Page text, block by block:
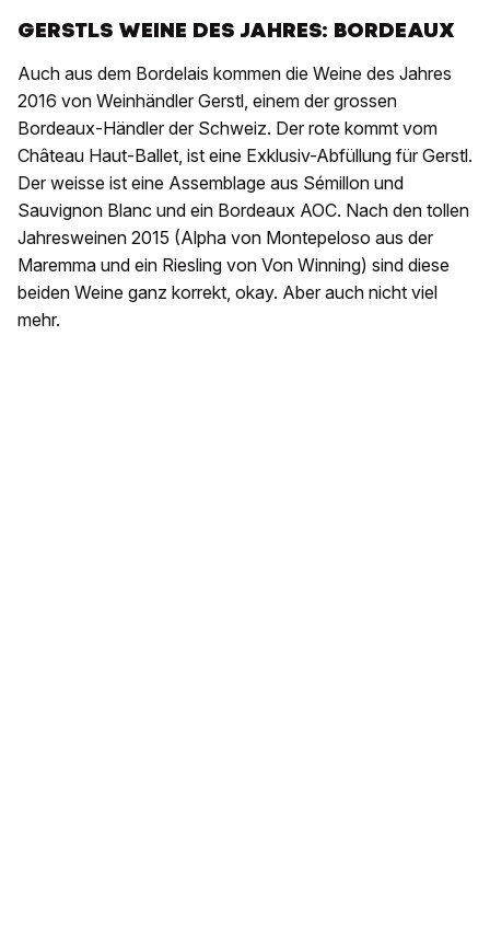
GERSTLS WEINE DES JAHRES: BORDEAUX
Auch aus dem Bordelais kommen die Weine des Jahres
2016 von Weinhändler Gerstl, einem der grossen
Bordeaux-Händler der Schweiz. Der rote kommt vom
Château Haut-Ballet, ist eine Exklusiv-Abfüllung für Gerstl.
Der weisse ist eine Assemblage aus Sémillon und
Sauvignon Blanc und ein Bordeaux AOC. Nach den tollen
Jahresweinen 2015 (Alpha von Montepeloso aus der
Maremma und ein Riesling von Von Winning) sind diese
beiden Weine ganz korrekt, okay. Aber auch nicht viel
mehr.